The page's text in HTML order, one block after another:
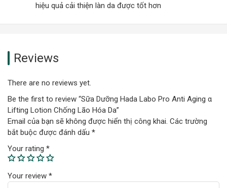
Loại Da Phù Hợp
Dung Dịch Hada Labo Pro Anti Aging α Lifting Lotion được sản
xuất với công thức chuyên biệt với công nghệ và thành phần có
hiệu quả cải thiện làn da được tốt hơn
Reviews
There are no reviews yet.
Be the first to review “Sữa Dưỡng Hada Labo Pro Anti Aging α
Lifting Lotion Chống Lão Hóa Da”
Email của bạn sẽ không được hiển thị công khai. Các trường
bắt buộc được đánh dấu *
Your rating *
Your review *